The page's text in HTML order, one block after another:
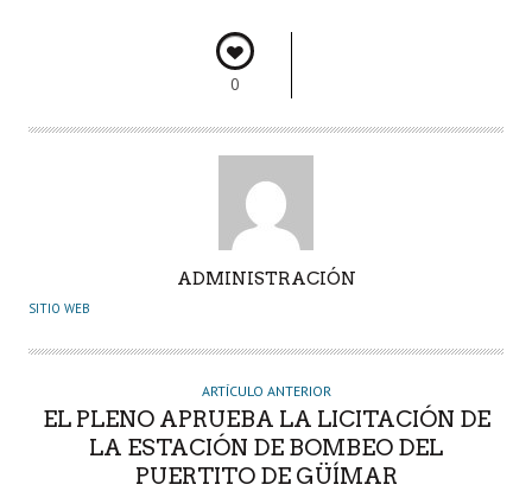
0
U
O
ADMINISTRACIÓN
SITIO WEB
ARTÍCULO ANTERIOR
EL PLENO APRUEBA LA LICITACIÓN DE
LA ESTACIÓN DE BOMBEO DEL
PUERTITO DE GÜÍMAR